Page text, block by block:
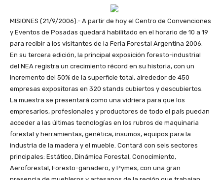
MISIONES (21/9/2006).- A partir de hoy el Centro de Convenciones
y Eventos de Posadas quedará habilitado en el horario de 10 a 19
para recibir a los visitantes de la Feria Forestal Argentina 2006.
En su tercera edición, la principal exposición foresto-industrial
del NEA registra un crecimiento récord en su historia, con un
incremento del 50% de la superficie total, alrededor de 450
empresas expositoras en 320 stands cubiertos y descubiertos.
La muestra se presentará como una vidriera para que los
empresarios, profesionales y productores de todo el país puedan
acceder a las últimas tecnologías en los rubros de maquinaria
forestal y herramientas, genética, insumos, equipos para la
industria de la madera y el mueble. Contará con seis sectores
principales: Estático, Dinámica Forestal, Conocimiento,
Aeroforestal, Foresto-ganadero, y Pymes, con una gran